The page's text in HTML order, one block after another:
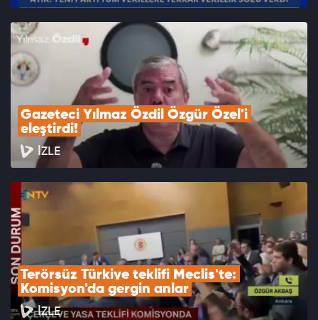
Gazeteci Yılmaz Özdil Özgür Özel'i
eleştirdi!
İZLE
Terörsüz Türkiye teklifi Meclis'te:
Komisyon'da gergin anlar
İZLE